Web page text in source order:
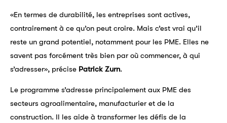
«En termes de durabilité, les entreprises sont actives,
contrairement à ce qu’on peut croire. Mais c’est vrai qu’il
reste un grand potentiel, notamment pour les PME. Elles ne
savent pas forcément très bien par où commencer, à qui
s’adresser», précise Patrick Zurn.
Le programme s’adresse principalement aux PME des
secteurs agroalimentaire, manufacturier et de la
construction. Il les aide à transformer les défis de la